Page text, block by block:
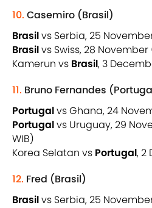
10. Casemiro (Brasil)
Brasilvs Serbia, 25
Brasilvs Swiss, 28 November
Kamerun vs Brasil, 3
11. Bruno Fernandes
Portugalvs Ghana, 24
Portugalvs Uruguay, 29
WIB)
Korea Selatan vs Portugal, 2
12. Fred (Brasil)
Brasilvs Serbia, 25